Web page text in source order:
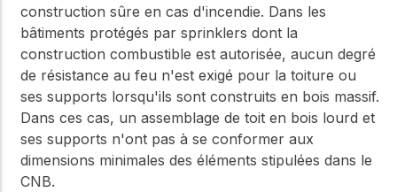
construction sûre en cas d'incendie. Dans les
bâtiments protégés par sprinklers dont la
construction combustible est autorisée, aucun degré
de résistance au feu n'est exigé pour la toiture ou
ses supports lorsqu'ils sont construits en bois massif.
Dans ces cas, un assemblage de toit en bois lourd et
ses supports n'ont pas à se conformer aux
dimensions minimales des éléments stipulées dans le
CNB.